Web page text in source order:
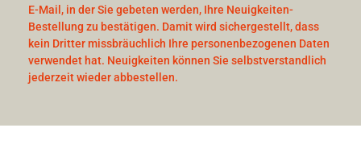
E-Mail, in der Sie gebeten werden, Ihre Neuigkeiten-
Bestellung zu bestätigen. Damit wird sichergestellt, dass
kein Dritter missbräuchlich Ihre personenbezogenen Daten
verwendet hat. Neuigkeiten können Sie selbstverstandlich
jederzeit wieder abbestellen.